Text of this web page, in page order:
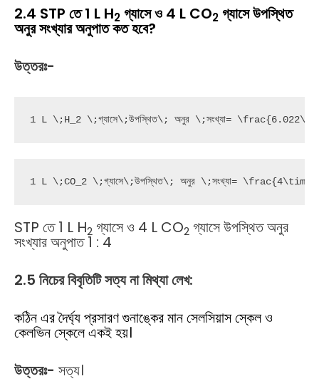
2.4 STP তে 1 L H2 গ্যাসে ও 4 L CO2 গ্যাসে উপস্থিত
অনুর সংখ্যার অনুপাত কত হবে?
উত্তরঃ-
1 L \;H_2 \;গ্যাসে\;উপস্থিত\; অনুর \;সংখ্যা=
1 L \;CO_2 \;গ্যাসে\;উপস্থিত\; অনুর \;সংখ্যা=
STP তে 1 L H2 গ্যাসে ও 4 L CO2 গ্যাসে উপস্থিত অনুর
সংখ্যার অনুপাত 1 : 4
2.5 নিচের বিবৃতিটি সত্য না মিথ্যা লেখ:
কঠিন এর দৈর্ঘ্য প্রসারণ গুনাঙ্কের মান সেলসিয়াস স্কেল ও
কেলভিন স্কেলে একই হয়।
উত্তরঃ- সত্য।